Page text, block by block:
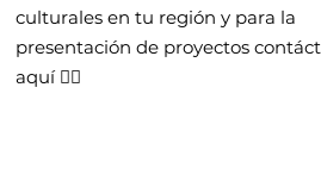
culturales en tu región y para la
presentación de proyectos
aquí 👇🏻